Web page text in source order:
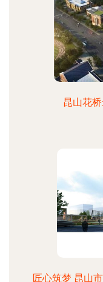
昆山花
匠心筑梦 昆山